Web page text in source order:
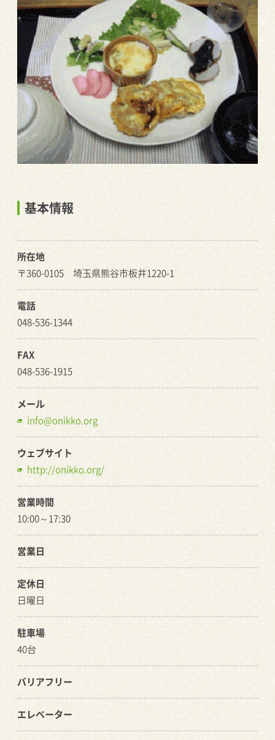
基本情報
所在地
〒360-0105 埼玉県熊谷市板井1220-1
電話
048-536-1344
FAX
048-536-1915
メール
info@onikko.org
ウェブサイト
http://onikko.org/
営業時間
10:00～17:30
営業日
定休日
日曜日
駐車場
40台
バリアフリー
エレベーター